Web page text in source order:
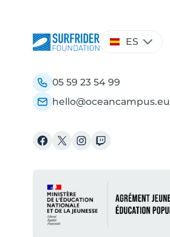
Elegir
un
ES
05 59 23 54 99
hello@oceancampus.eu
Facebook
X Instagram
Twitch